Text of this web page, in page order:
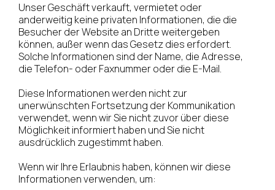
KONTAKT
Unser Geschäft verkauft, vermietet oder
anderweitig keine privaten Informationen, die die
Besucher der Website an Dritte weitergeben
können, außer wenn das Gesetz dies erfordert.
Solche Informationen sind der Name, die Adresse,
die Telefon- oder Faxnummer oder die E-Mail.
Diese Informationen werden nicht zur
unerwünschten Fortsetzung der Kommunikation
verwendet, wenn wir Sie nicht zuvor über diese
Möglichkeit informiert haben und Sie nicht
ausdrücklich zugestimmt haben.
Wenn wir Ihre Erlaubnis haben, können wir diese
Informationen verwenden, um: